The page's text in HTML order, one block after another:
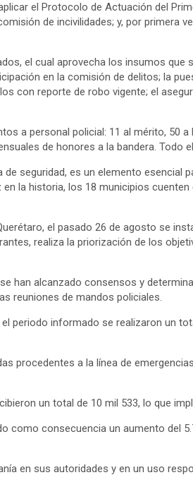
el Protocolo de Actuación del
de incivilidades; y, por primera
el cual aprovecha los insumos
en la comisión de delitos; la
con reporte de robo vigente; el
a personal policial: 11 al mérito, 50
de honores a la bandera. Todo
seguridad, es un elemento esencial
la historia, los 18 municipios
el pasado 26 de agosto se
realiza la priorización de los
han alcanzado consensos y
reuniones de mandos policiales.
periodo informado se realizaron un
procedentes a la línea de
un total de 10 mil 533, lo que
como consecuencia un aumento del
en sus autoridades y en un uso